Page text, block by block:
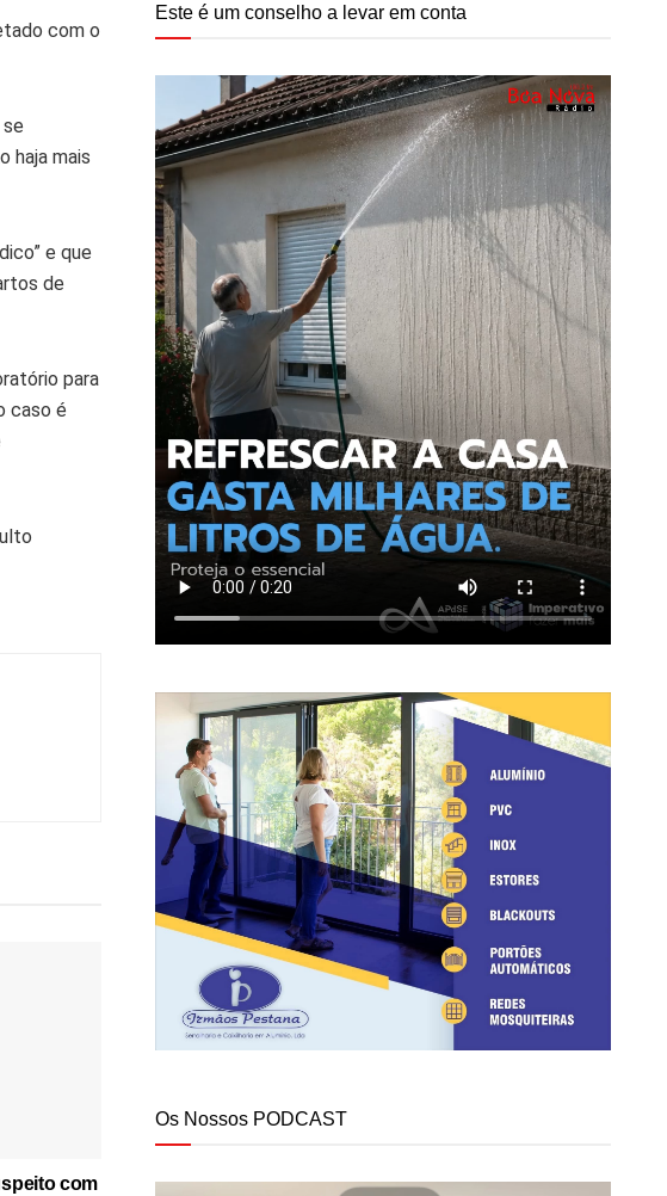
com o
haja mais
e que
de
para
caso é
com
Este é um conselho a levar em conta
Os Nossos PODCAST